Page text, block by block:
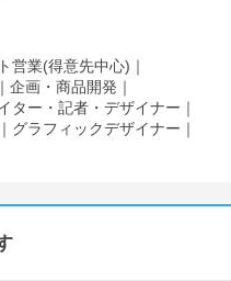
営業(得意先中心)
企画・商品開発
ター・記者・デザイナー
グラフィックデザイナー